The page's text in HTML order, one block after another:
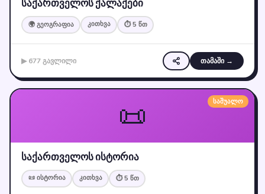
საქართველოს ქალაქები
🌍 გეოგრაფია კითხვა ⏱ 5 წთ
▶ 677 გავლილი თამაში →
📜 საშუალო
საქართველოს ისტორია
📜 ისტორია კითხვა ⏱ 5 წთ